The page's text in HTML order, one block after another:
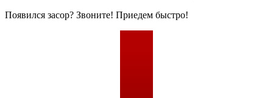
Появился засор? Звоните! Приедем быстро!